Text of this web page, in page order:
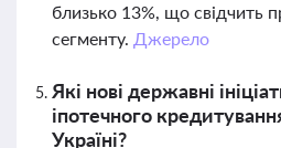
близько 13%, що свідчить
сегменту. Джерело
Які нові державні
іпотечного
Україні?